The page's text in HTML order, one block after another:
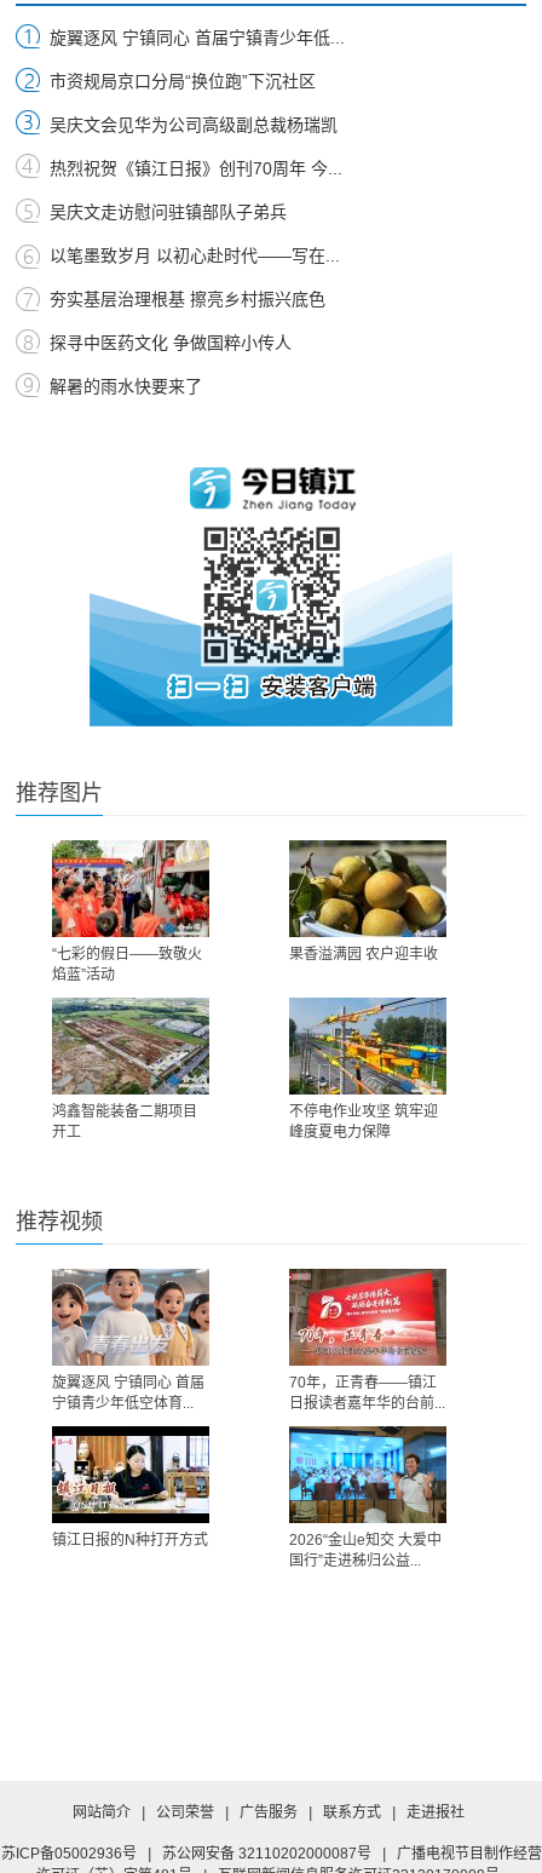
旋翼逐风 宁镇同心 首届宁镇青少年低...
市资规局京口分局“换位跑”下沉社区
吴庆文会见华为公司高级副总裁杨瑞凯
热烈祝贺《镇江日报》创刊70周年 今...
吴庆文走访慰问驻镇部队子弟兵
以笔墨致岁月 以初心赴时代——写在...
夯实基层治理根基 擦亮乡村振兴底色
探寻中医药文化 争做国粹小传人
解暑的雨水快要来了
推荐图片
“七彩的假日——致敬火
焰蓝”活动
果香溢满园 农户迎丰收
鸿鑫智能装备二期项目
开工
不停电作业攻坚 筑牢迎
峰度夏电力保障
推荐视频
旋翼逐风 宁镇同心 首届
宁镇青少年低空体育...
70年，正青春——镇江
日报读者嘉年华的台前...
镇江日报的N种打开方式
2026“金山e知交 大爱中
国行”走进秭归公益...
网站简介 公司荣誉 广告服务 联系方式 走进报社
苏ICP备05002936号 苏公网安备 32110202000087号
广播电视节目制作经营